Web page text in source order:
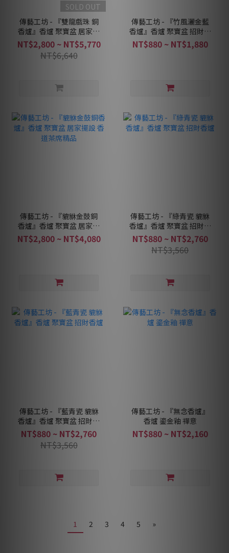
SOLD OUT
傳藝工坊 - 『雙龍戲珠 銅
香爐』香爐 聚寶盆 居家擺
設 香道茶席精品
NT$2,800 ~ NT$5,770
NT$6,640
傳藝工坊 - 『竹風灑金藍
香爐』香爐 聚寶盆 招財香
爐
NT$880 ~ NT$1,880
傳藝工坊 - 『貔貅金鼓銅
香爐』香爐 聚寶盆 居家擺
設 香道茶席精品
NT$2,800 ~ NT$4,080
傳藝工坊 - 『綠青瓷 貔貅
香爐』香爐 聚寶盆 招財香
爐
NT$880 ~ NT$2,760
NT$3,560
傳藝工坊 - 『藍青瓷 貔貅
香爐』香爐 聚寶盆 招財香
爐
NT$880 ~ NT$2,760
NT$3,560
傳藝工坊 - 『無念香爐』
香爐 鎏金釉 禪意
NT$880 ~ NT$2,160
1 2 3 4 5 »